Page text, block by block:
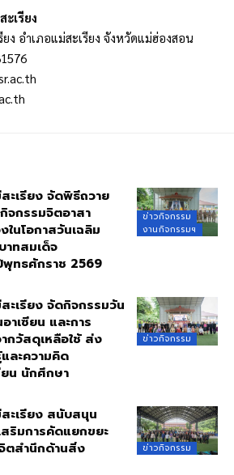
เรียง
ง อำเภอแม่สะเรียง จังหวัดแม่ฮ่องสอน
ข่าวกิจกรรม
งานกิจกรรมฯ
ะเรียง จัดพิธีถวาย
จกรรมจิตอาสา
ในโอกาสวันเฉลิม
าทสมเด็จ
พุทธศักราช 2569
ข่าวกิจกรรม
ะเรียง จัดกิจกรรมวัน
าเซียน และการ
กวัสดุเหลือใช้ ส่ง
ละความคิด
น นักศึกษา
ข่าวกิจกรรม
ะเรียง สนับสนุน
ริมการคัดแยกขยะ
ตสำนึกด้านสิ่ง